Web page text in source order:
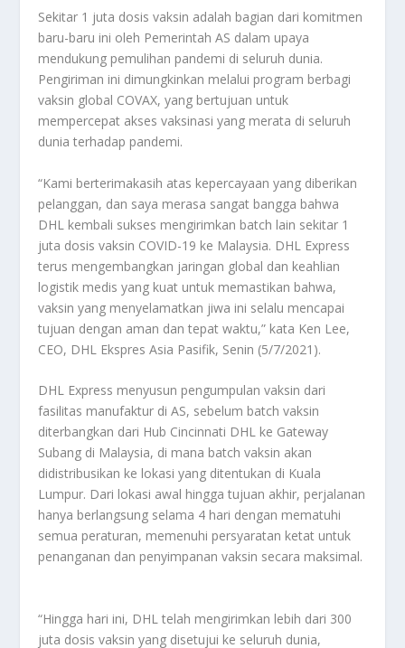
Sekitar 1 juta dosis vaksin adalah bagian dari komitmen
baru-baru ini oleh Pemerintah AS dalam upaya
mendukung pemulihan pandemi di seluruh dunia.
Pengiriman ini dimungkinkan melalui program berbagi
vaksin global COVAX, yang bertujuan untuk
mempercepat akses vaksinasi yang merata di seluruh
dunia terhadap pandemi.
“Kami berterimakasih atas kepercayaan yang diberikan
pelanggan, dan saya merasa sangat bangga bahwa
DHL kembali sukses mengirimkan batch lain sekitar 1
juta dosis vaksin COVID-19 ke Malaysia. DHL Express
terus mengembangkan jaringan global dan keahlian
logistik medis yang kuat untuk memastikan bahwa,
vaksin yang menyelamatkan jiwa ini selalu mencapai
tujuan dengan aman dan tepat waktu,” kata Ken Lee,
CEO, DHL Ekspres Asia Pasifik, Senin (5/7/2021).
DHL Express menyusun pengumpulan vaksin dari
fasilitas manufaktur di AS, sebelum batch vaksin
diterbangkan dari Hub Cincinnati DHL ke Gateway
Subang di Malaysia, di mana batch vaksin akan
didistribusikan ke lokasi yang ditentukan di Kuala
Lumpur. Dari lokasi awal hingga tujuan akhir, perjalanan
hanya berlangsung selama 4 hari dengan mematuhi
semua peraturan, memenuhi persyaratan ketat untuk
penanganan dan penyimpanan vaksin secara maksimal.
“Hingga hari ini, DHL telah mengirimkan lebih dari 300
juta dosis vaksin yang disetujui ke seluruh dunia,